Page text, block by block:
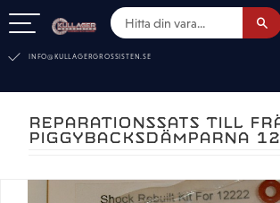
INFO@KULLAGERGROSSISTEN.SE
REPARATIONSSATS TILL
PIGGYBACKSDÄMPARNA